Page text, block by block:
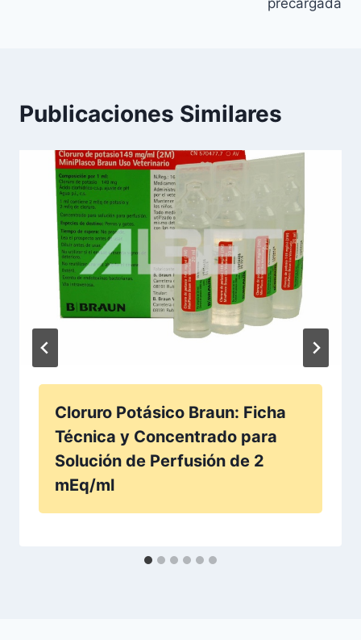
Publicaciones Similares
Cloruro Potásico Braun: Ficha
Técnica y Concentrado para
Solución de Perfusión de 2
mEq/ml